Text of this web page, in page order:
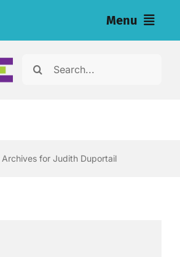
Menu
újságírók számára (eng)
Search
Archives for Judith Duportail